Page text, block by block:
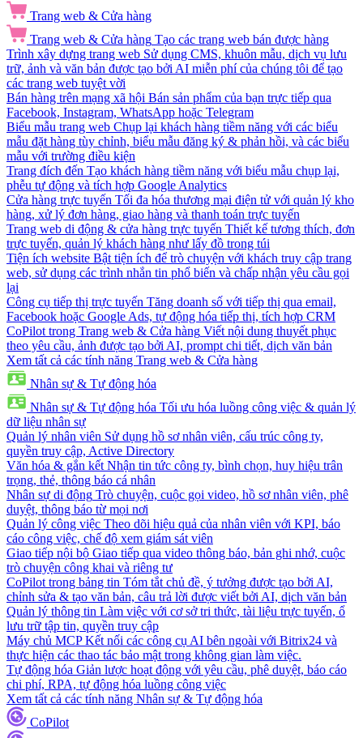
Trang web & Cửa hàng
Trang web & Cửa hàng Tạo các trang web bán được hàng
Trình xây dựng trang web Sử dụng CMS, khuôn mẫu, dịch vụ lưu
trữ, ảnh và văn bản được tạo bởi AI miễn phí của chúng tôi để tạo
các trang web tuyệt vời
Bán hàng trên mạng xã hội Bán sản phẩm của bạn trực tiếp qua
Facebook, Instagram, WhatsApp hoặc Telegram
Biểu mẫu trang web Chụp lại khách hàng tiềm năng với các biểu
mẫu đặt hàng tùy chỉnh, biểu mẫu đăng ký & phản hồi, và các biểu
mẫu với trường điều kiện
Trang đích đến Tạo khách hàng tiềm năng với biểu mẫu chụp lại,
phễu tự động và tích hợp Google Analytics
Cửa hàng trực tuyến Tối đa hóa thương mại điện tử với quản lý kho
hàng, xử lý đơn hàng, giao hàng và thanh toán trực tuyến
Trang web di động & cửa hàng trực tuyến Thiết kế tương thích, đơn
trực tuyến, quản lý khách hàng như lấy đồ trong túi
Tiện ích website Bật tiện ích để trò chuyện với khách truy cập trang
web, sử dụng các trình nhắn tin phổ biến và chấp nhận yêu cầu gọi
lại
Công cụ tiếp thị trực tuyến Tăng doanh số với tiếp thị qua email,
Facebook hoặc Google Ads, tự động hóa tiếp thị, tích hợp CRM
CoPilot trong Trang web & Cửa hàng Viết nội dung thuyết phục
theo yêu cầu, ảnh được tạo bởi AI, prompt chi tiết, dịch văn bản
Xem tất cả các tính năng Trang web & Cửa hàng
Nhân sự & Tự động hóa
Nhân sự & Tự động hóa Tối ưu hóa luồng công việc & quản lý
dữ liệu nhân sự
Quản lý nhân viên Sử dụng hồ sơ nhân viên, cấu trúc công ty,
quyền truy cập, Active Directory
Văn hóa & gắn kết Nhận tin tức công ty, bình chọn, huy hiệu trân
trọng, thẻ, thông báo cá nhân
Nhân sự di động Trò chuyện, cuộc gọi video, hồ sơ nhân viên, phê
duyệt, thông báo từ mọi nơi
Quản lý công việc Theo dõi hiệu quả của nhân viên với KPI, báo
cáo công việc, chế độ xem giám sát viên
Giao tiếp nội bộ Giao tiếp qua video thông báo, bản ghi nhớ, cuộc
trò chuyện công khai và riêng tư
CoPilot trong bảng tin Tóm tắt chủ đề, ý tưởng được tạo bởi AI,
chỉnh sửa & tạo văn bản, câu trả lời được viết bởi AI, dịch văn bản
Quản lý thông tin Làm việc với cơ sở tri thức, tài liệu trực tuyến, ổ
lưu trữ tập tin, quyền truy cập
Máy chủ MCP Kết nối các công cụ AI bên ngoài với Bitrix24 và
thực hiện các thao tác bảo mật trong không gian làm việc.
Tự động hóa Giản lược hoạt động với yêu cầu, phê duyệt, báo cáo
chi phí, RPA, tự động hóa luồng công việc
Xem tất cả các tính năng Nhân sự & Tự động hóa
CoPilot